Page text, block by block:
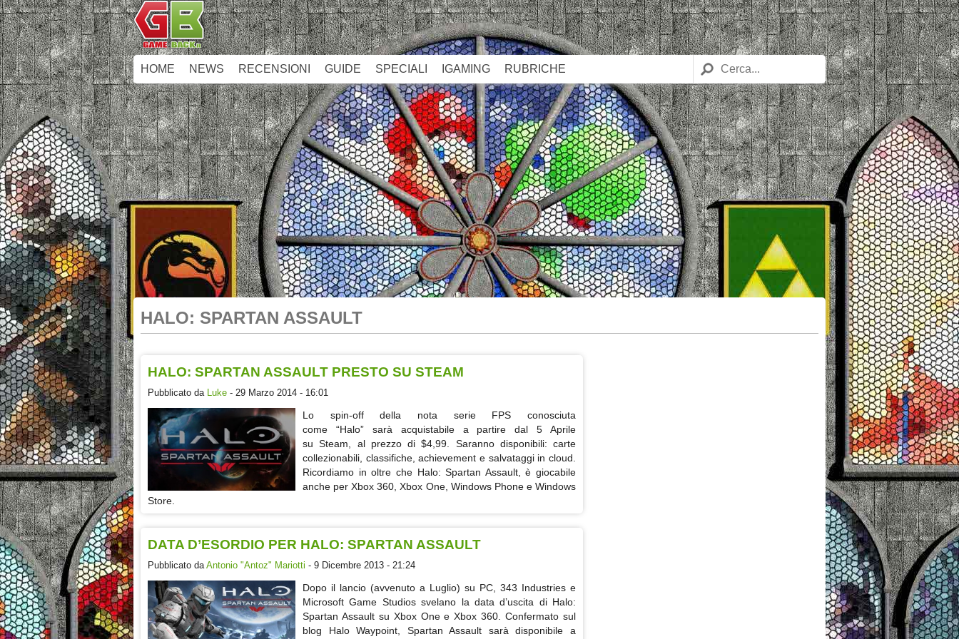
HOME NEWS RECENSIONI GUIDE SPECIALI IGAMING RUBRICHE
HALO: SPARTAN ASSAULT
HALO: SPARTAN ASSAULT PRESTO SU STEAM
Pubblicato da Luke - 29 Marzo 2014 - 16:01
Lo spin-off della nota serie FPS conosciuta
come “Halo” sarà acquistabile a partire dal 5 Aprile
su Steam, al prezzo di $4,99. Saranno disponibili: carte
collezionabili, classifiche, achievement e salvataggi in cloud.
Ricordiamo in oltre che Halo: Spartan Assault, è giocabile
anche per Xbox 360, Xbox One, Windows Phone e Windows
Store.
DATA D’ESORDIO PER HALO: SPARTAN ASSAULT
Pubblicato daAntonio "Antoz" Mariotti - 9 Dicembre 2013 - 21:24
Dopo il lancio (avvenuto a Luglio) su PC, 343 Industries e
Microsoft Game Studios svelano la data d’uscita di Halo:
Spartan Assault su Xbox One e Xbox 360. Confermato sul
blog Halo Waypoint, Spartan Assault sarà disponibile a